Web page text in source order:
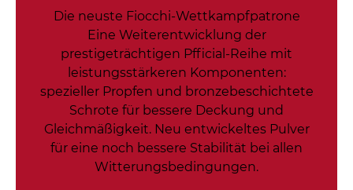
Die neuste Fiocchi-Wettkampfpatrone
Eine Weiterentwicklung der
prestigeträchtigen Pfficial-Reihe mit
leistungsstärkeren Komponenten:
spezieller Propfen und bronzebeschichtete
Schrote für bessere Deckung und
Gleichmäßigkeit. Neu entwickeltes Pulver
für eine noch bessere Stabilität bei allen
Witterungsbedingungen.